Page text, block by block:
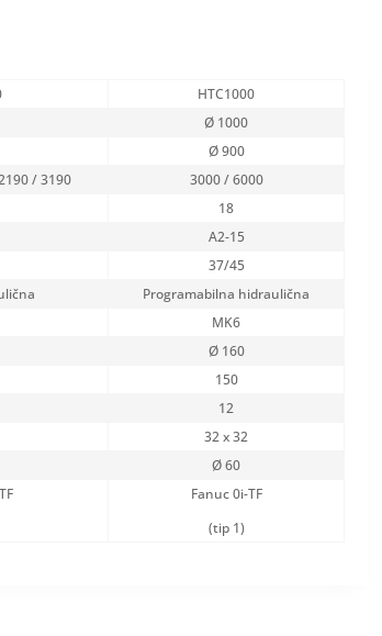
HTC1000
Ø 1000
Ø 900
/ 3190
3000 / 6000
18
A2-15
37/45
Programabilna hidraulična
MK6
Ø 160
150
12
32 x 32
Ø 60
Fanuc 0i-TF
(tip 1)